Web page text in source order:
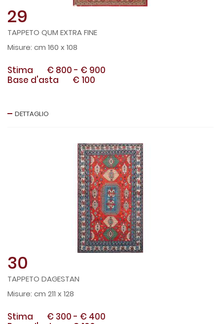
29
TAPPETO QUM EXTRA FINE
cm 160 x 108
Stima € 800 - € 900
Base d'asta
€ 100
DETTAGLIO
30
TAPPETO DAGESTAN
cm 211 x 128
Stima € 300 - € 400